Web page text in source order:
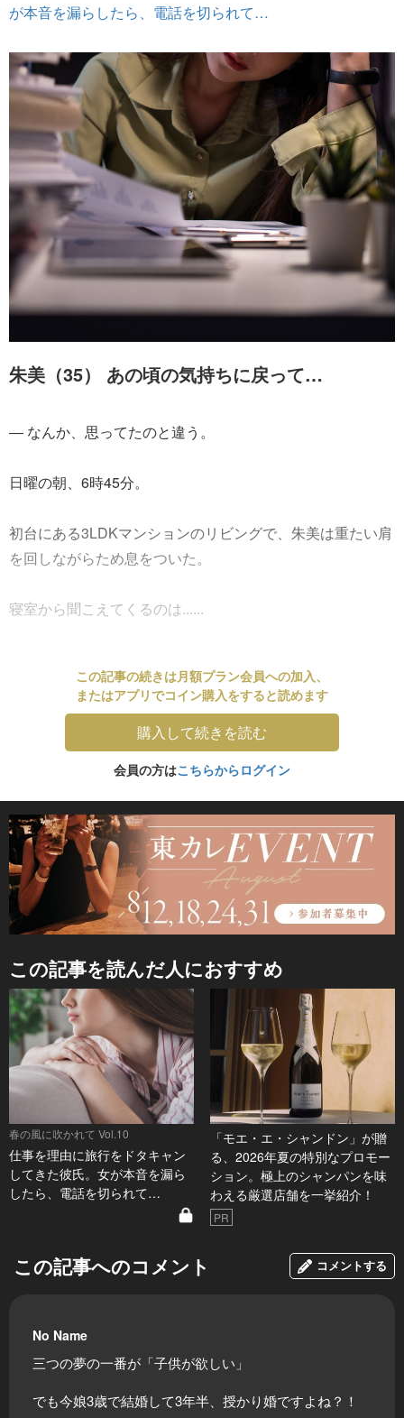
が本音を漏らしたら、電話を切られて…
朱美（35） あの頃の気持ちに戻って…
― なんか、思ってたのと違う。
日曜の朝、6時45分。
初台にある3LDKマンションのリビングで、朱美は重たい肩
を回しながらため息をついた。
寝室から聞こえてくるのは......
この記事の続きは月額プラン会員への加入、
またはアプリでコイン購入をすると読めます
購入して続きを読む
会員の方はこちらからログイン
この記事を読んだ人におすすめ
春の風に吹かれて Vol.10
仕事を理由に旅行をドタキャン
してきた彼氏。女が本音を漏ら
したら、電話を切られて…
「モエ・エ・シャンドン」が贈
る、2026年夏の特別なプロモー
ション。極上のシャンパンを味
わえる厳選店舗を一挙紹介！
PR
この記事へのコメント コメントする
No Name
三つの夢の一番が「子供が欲しい」
でも今娘3歳で結婚して3年半、授かり婚ですよね？！